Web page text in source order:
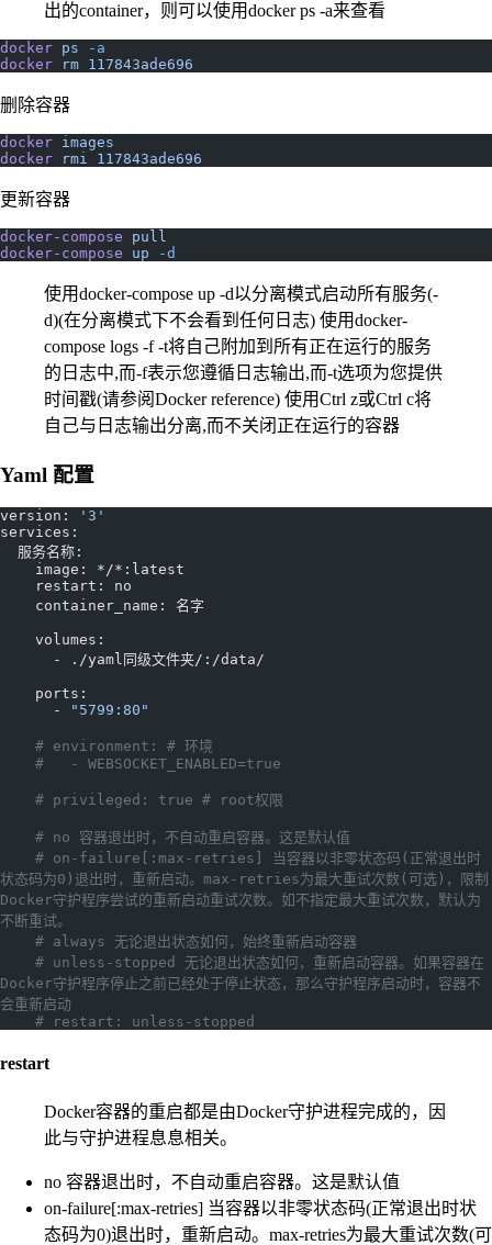
出的container，则可以使用docker ps -a来查看
docker ps -a
docker rm 117843ade696
删除容器
docker images
docker rmi 117843ade696
更新容器
docker-compose pull
docker-compose up -d
使用docker-compose up -d以分离模式启动所有服务(-
d)(在分离模式下不会看到任何日志) 使用docker-
compose logs -f -t将自己附加到所有正在运行的服务
的日志中,而-f表示您遵循日志输出,而-t选项为您提供
时间戳(请参阅Docker reference) 使用Ctrl z或Ctrl c将
自己与日志输出分离,而不关闭正在运行的容器
Yaml 配置
version:
'3'
services:
  服务名称:
    image: */*:latest
    restart: no
    container_name: 名字
    volumes:
      - ./yaml同级文件夹/:/data/
    ports:
      -
"5799:80"
    # environment: # 环境
    #   - WEBSOCKET_ENABLED=true
    # privileged: true # root权限
    # no 容器退出时，不自动重启容器。这是默认值
状态码为0)退出时，重新启动。max-retries为最大重试次数(可选)，限制
Docker守护程序尝试的重新启动重试次数。如不指定最大重试次数，默认为
不断重试。
    # always 无论退出状态如何，始终重新启动容器
Docker守护程序停止之前已经处于停止状态，那么守护程序启动时，容器不
会重新启动
    # restart: unless-stopped
restart
Docker容器的重启都是由Docker守护进程完成的，因
此与守护进程息息相关。
no 容器退出时，不自动重启容器。这是默认值
on-failure[:max-retries] 当容器以非零状态码(正常退出时状
态码为0)退出时，重新启动。max-retries为最大重试次数(可